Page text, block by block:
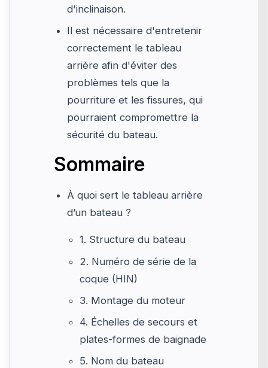
d'inclinaison.
Il est nécessaire d'entretenir
correctement le tableau
arrière afin d'éviter des
problèmes tels que la
pourriture et les fissures, qui
pourraient compromettre la
sécurité du bateau.
Sommaire
À quoi sert le tableau arrière
d’un bateau ?
1. Structure du bateau
2. Numéro de série de la
coque (HIN)
3. Montage du moteur
4. Échelles de secours et
plates-formes de baignade
5. Nom du bateau